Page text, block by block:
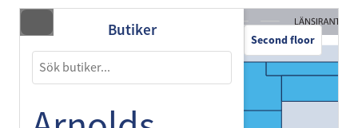
Butiker Second floor